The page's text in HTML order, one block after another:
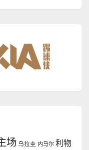
场 乌拉圭 内马尔 利物